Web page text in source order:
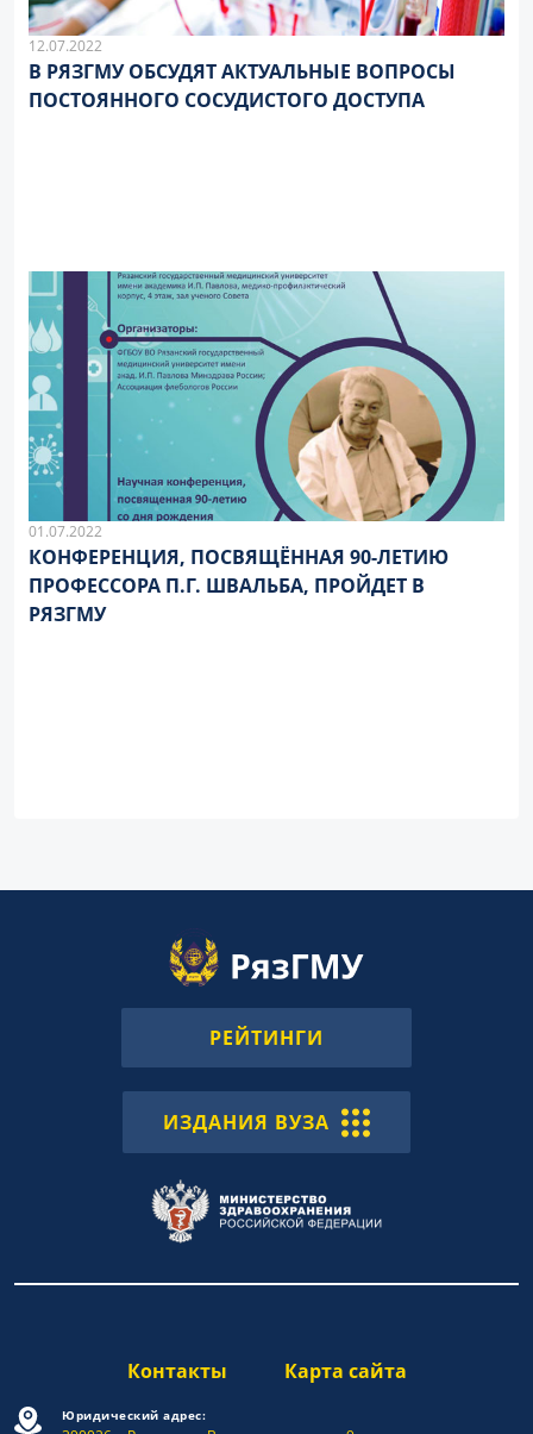
12.07.2022
В РЯЗГМУ ОБСУДЯТ АКТУАЛЬНЫЕ ВОПРОСЫ
ПОСТОЯННОГО СОСУДИСТОГО ДОСТУПА
01.07.2022
КОНФЕРЕНЦИЯ, ПОСВЯЩЁННАЯ 90-ЛЕТИЮ
ПРОФЕССОРА П.Г. ШВАЛЬБА, ПРОЙДЕТ В
РЯЗГМУ
РЕЙТИНГИ
ИЗДАНИЯ ВУЗА
Контакты Карта сайта
Юридический адрес: